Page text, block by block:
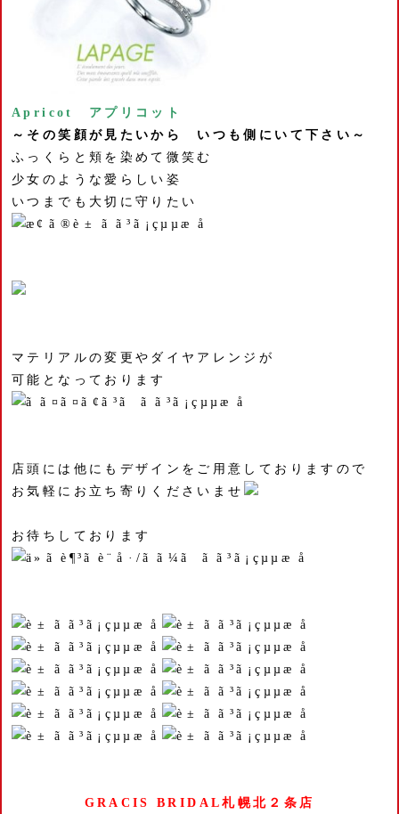
Apricot アプリコット
～その笑顔が見たいから いつも側にいて下さい～
ふっくらと頬を染めて微笑む
少女のような愛らしい姿
いつまでも大切に守りたい
マテリアルの変更やダイヤアレンジが
可能となっております
店頭には他にもデザインをご用意しておりますので
お気軽にお立ち寄りくださいませ
お待ちしております
GRACIS BRIDAL札幌北２条店